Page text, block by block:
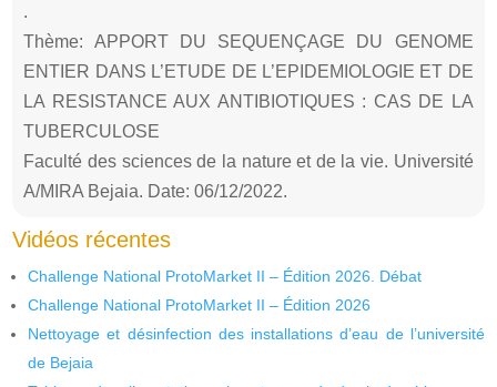
.
Thème: APPORT DU SEQUENÇAGE DU GENOME
ENTIER DANS L’ETUDE DE L’EPIDEMIOLOGIE ET DE
LA RESISTANCE AUX ANTIBIOTIQUES : CAS DE LA
TUBERCULOSE
Faculté des sciences de la nature et de la vie. Université
A/MIRA Bejaia. Date: 06/12/2022.
Vidéos récentes
Challenge National ProtoMarket II – Édition 2026. Débat
Challenge National ProtoMarket II – Édition 2026
Nettoyage et désinfection des installations d’eau de l’université
de Bejaia